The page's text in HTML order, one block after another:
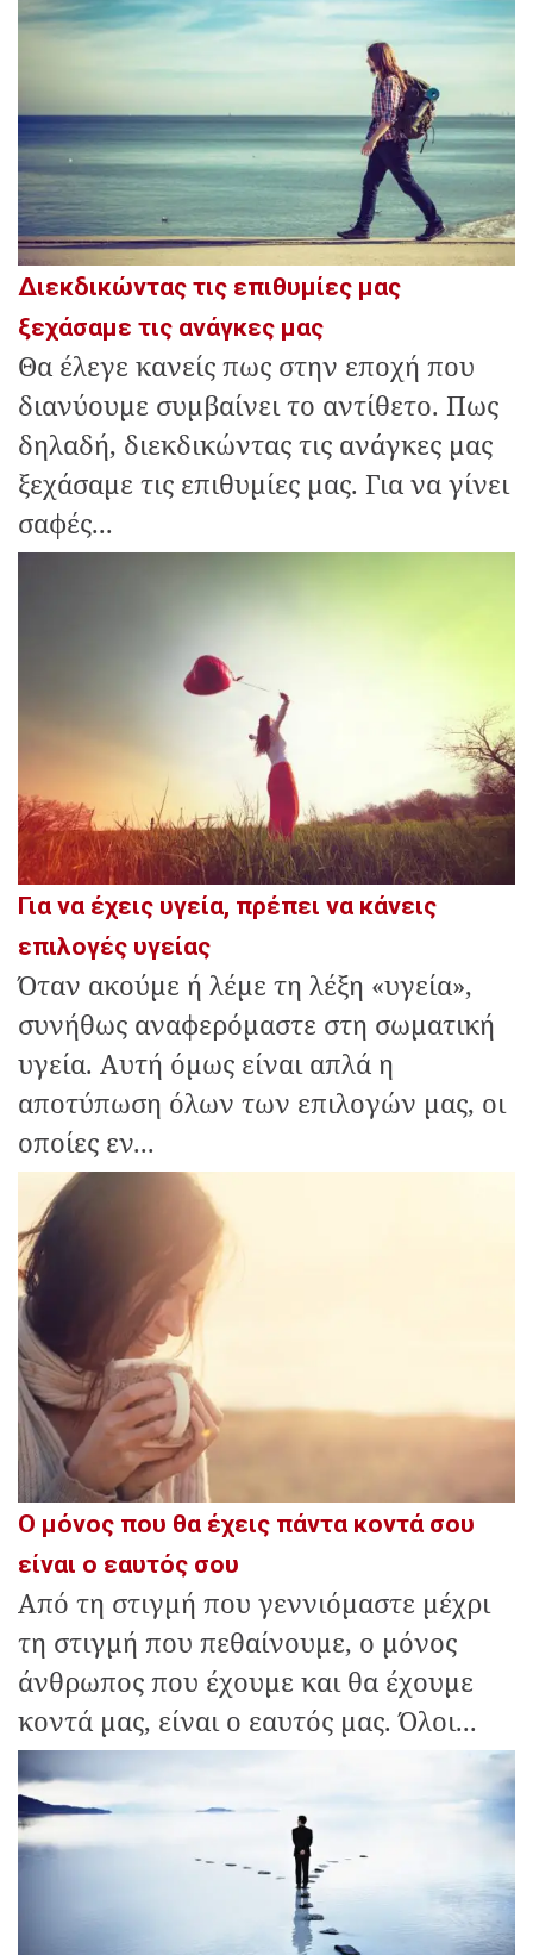
Διεκδικώντας τις επιθυμίες μας
ξεχάσαμε τις ανάγκες μας
Θα έλεγε κανείς πως στην εποχή που
διανύουμε συμβαίνει το αντίθετο. Πως
δηλαδή, διεκδικώντας τις ανάγκες μας
ξεχάσαμε τις επιθυμίες μας. Για να γίνει
σαφές...
Για να έχεις υγεία, πρέπει να κάνεις
επιλογές υγείας
Όταν ακούμε ή λέμε τη λέξη «υγεία»,
συνήθως αναφερόμαστε στη σωματική
υγεία. Αυτή όμως είναι απλά η
αποτύπωση όλων των επιλογών μας, οι
οποίες εν...
Ο μόνος που θα έχεις πάντα κοντά σου
είναι ο εαυτός σου
Από τη στιγμή που γεννιόμαστε μέχρι
τη στιγμή που πεθαίνουμε, ο μόνος
άνθρωπος που έχουμε και θα έχουμε
κοντά μας, είναι ο εαυτός μας. Όλοι...